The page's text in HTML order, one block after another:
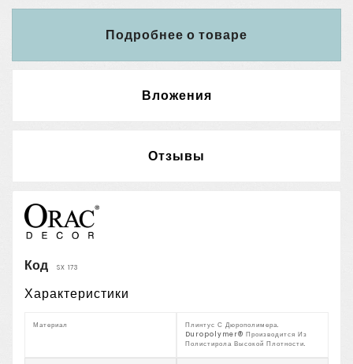
Подробнее о товаре
Вложения
Отзывы
Код SX 173
Характеристики
Материал
Плинтус С Дюрополимера.
Duropolymer® Производится Из
Полистирола Высокой Плотности.